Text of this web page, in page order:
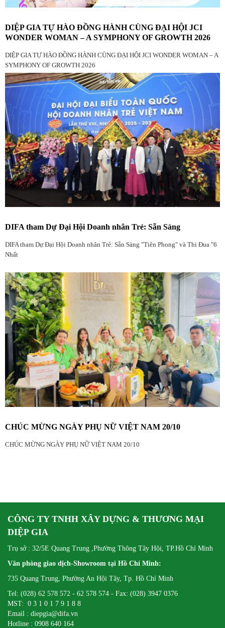
DIỆP GIA TỰ HÀO ĐỒNG HÀNH CÙNG ĐẠI HỘI JCI
WONDER WOMAN – A SYMPHONY OF GROWTH 2026
DIỆP GIA TỰ HÀO ĐỒNG HÀNH CÙNG ĐẠI HỘI JCI WONDER WOMAN – A
SYMPHONY OF GROWTH 2026
DIFA tham Dự Đại Hội Doanh nhân Trẻ: Sẵn Sàng
DIFA tham Dự Đại Hội Doanh nhân Trẻ: Sẵn Sàng "Tiên Phong" và Thi Đua "6
Nhất
CHÚC MỪNG NGÀY PHỤ NỮ VIỆT NAM 20/10
CHÚC MỪNG NGÀY PHỤ NỮ VIỆT NAM 20/10
CÔNG TY TNHH XÂY DỰNG & THƯƠNG MẠI
DIỆP GIA
Trụ sở : 32/5E Quang Trung ,Phường Thông Tây Hội, TP.Hồ Chí Minh
Văn phòng giao dịch-Showroom tại Hồ Chí Minh:
735 Quang Trung, Phường An Hội Tây, Tp. Hồ Chí Minh
Tel: (028) 62 578 572 - 62 578 574 - Fax: (028) 3947 0376
MST: 0 3 1 0 1 7 9 1 8 8
Email : diepgia@difa.vn
Hotline : 0908 640 164